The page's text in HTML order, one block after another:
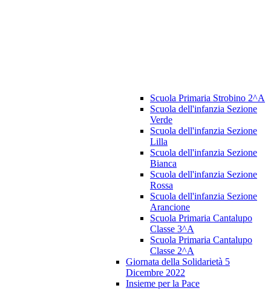
Scuola Primaria Strobino 2^A
Scuola dell'infanzia Sezione
Verde
Scuola dell'infanzia Sezione
Lilla
Scuola dell'infanzia Sezione
Bianca
Scuola dell'infanzia Sezione
Rossa
Scuola dell'infanzia Sezione
Arancione
Scuola Primaria Cantalupo
Classe 3^A
Scuola Primaria Cantalupo
Classe 2^A
Giornata della Solidarietà 5
Dicembre 2022
Insieme per la Pace